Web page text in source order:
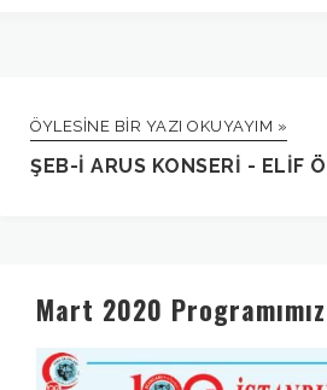
ÖYLESINE BIR YAZI OKUYAYIM »
ŞEB-I ARUS KONSERI - ELIF
Mart 2020 Programımız